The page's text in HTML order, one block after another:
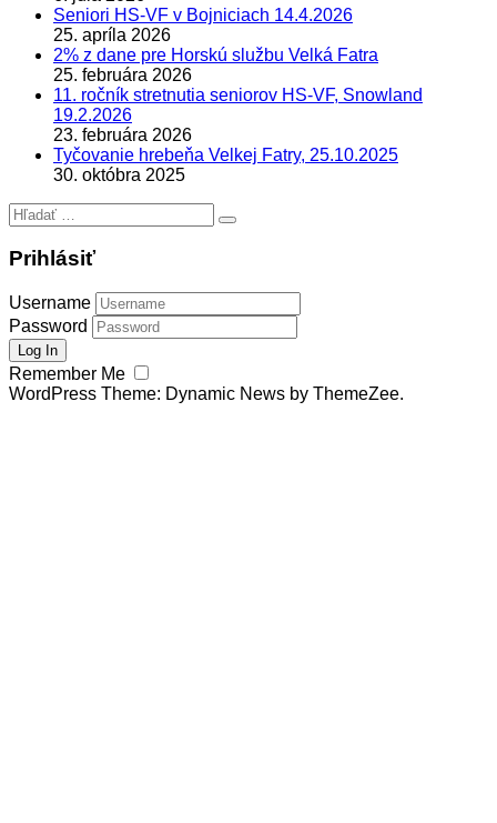
Seniori HS-VF v Bojniciach 14.4.2026
25. apríla 2026
2% z dane pre Horskú službu Velká Fatra
25. februára 2026
11. ročník stretnutia seniorov HS-VF, Snowland
19.2.2026
23. februára 2026
Tyčovanie hrebeňa Velkej Fatry, 25.10.2025
30. októbra 2025
Hľadať:
Prihlásiť
Username
Password
Remember Me
WordPress Theme: Dynamic News by ThemeZee.